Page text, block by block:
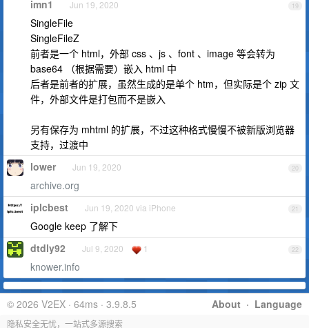
19
imn1 Jun 19, 2020
SingleFile
SingleFileZ
前者是一个 html，外部 css 、js 、font 、image 等会转为
base64 （根据需要）嵌入 html 中
后者是前者的扩展，虽然生成的是单个 htm，但实际是个 zip 文
件，外部文件是打包而不是嵌入
另有保存为 mhtml 的扩展，不过这种格式慢慢不被新版浏览器
支持，过渡中
20
lower Jun 19, 2020
archive.org
21
iplcbest Jun 19, 2020 via iPhone
Google keep 了解下
22
dtdly92 Jul 9, 2020 1
knower.info
About · Language
© 2026 V2EX · 64ms · 3.9.8.5
隐私安全无忧，一站式多源搜索